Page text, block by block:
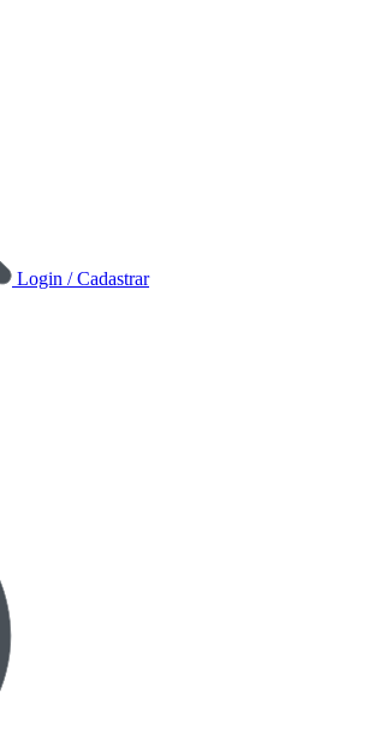
Login / Cadastrar